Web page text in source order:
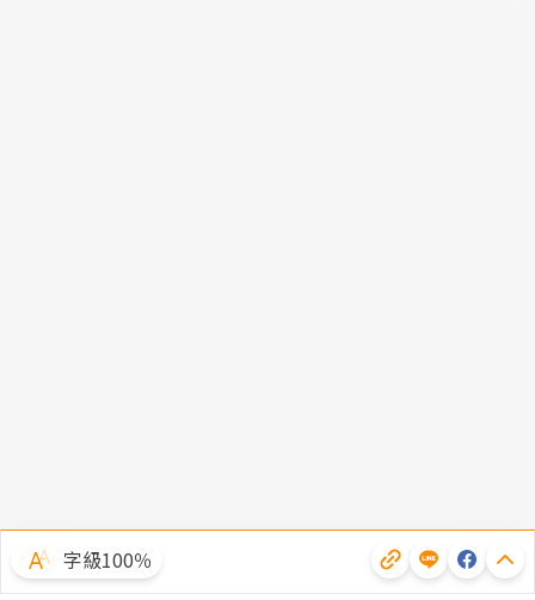
字級100％